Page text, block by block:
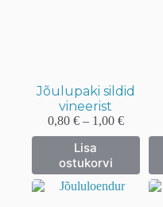
Jõulupaki sildid
vineerist
0,80 € – 1,00 €
0,80 €
Lisa
ostukorvi
Sellel
tootel
on
mitu